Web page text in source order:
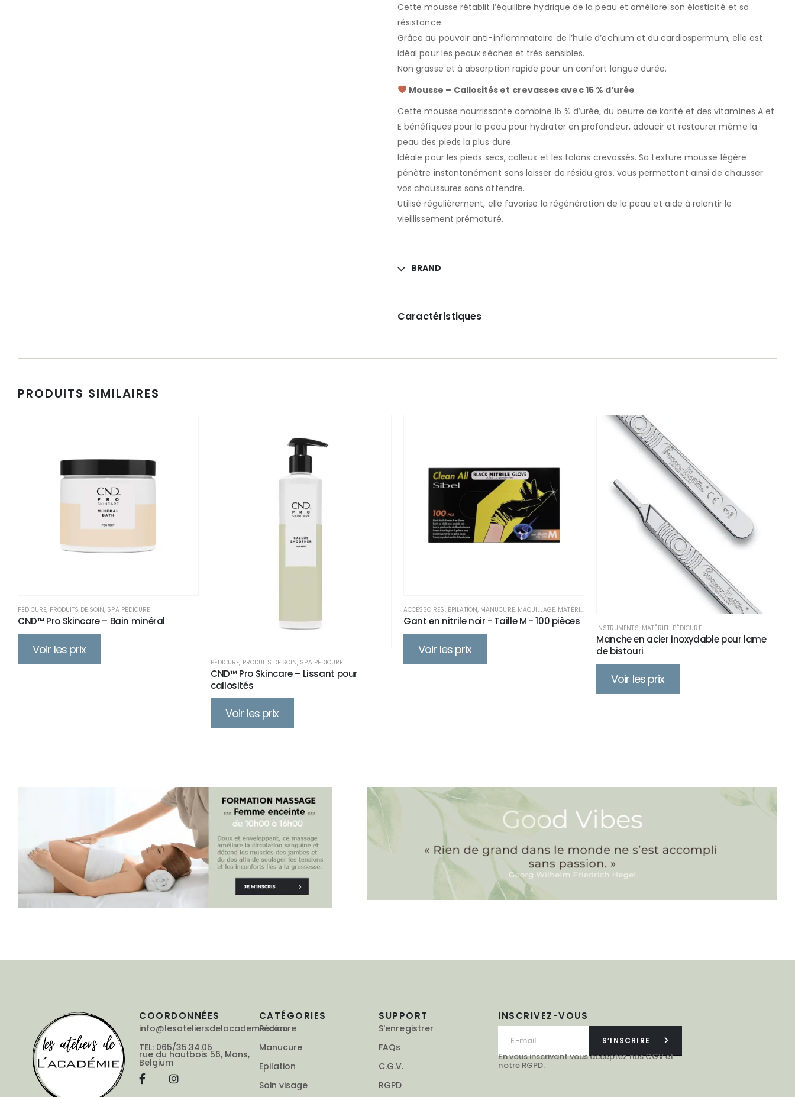
Cette mousse rétablit l’équilibre hydrique de la peau et améliore son élasticité et sa
résistance.
Grâce au pouvoir anti-inflammatoire de l’huile d’echium et du cardiospermum, elle est
idéal pour les peaux sèches et très sensibles.
Non grasse et à absorption rapide pour un confort longue durée.
Mousse – Callosités et crevasses avec 15 % d’urée
Cette mousse nourrissante combine 15 % d’urée, du beurre de karité et des vitamines A et
E bénéfiques pour la peau pour hydrater en profondeur, adoucir et restaurer même la
peau des pieds la plus dure.
Idéale pour les pieds secs, calleux et les talons crevassés. Sa texture mousse légère
pénètre instantanément sans laisser de résidu gras, vous permettant ainsi de chausser
vos chaussures sans attendre.
Utilisé régulièrement, elle favorise la régénération de la peau et aide à ralentir le
vieillissement prématuré.
BRAND
Caractéristiques
PRODUITS SIMILAIRES
PÉDICURE, PRODUITS DE SOIN, SPA PÉDICURE
CND™ Pro Skincare – Bain minéral
Voir les prix
PÉDICURE, PRODUITS DE SOIN, SPA PÉDICURE
CND™ Pro Skincare – Lissant pour
callosités
Voir les prix
ACCESSOIRES, ÉPILATION, MANUCURE, MAQUILLAGE, MATÉRIEL SOIN CORPS,SOIN VISAGE
Gant en nitrile noir - Taille M - 100 pièces
Voir les prix
INSTRUMENTS, MATÉRIEL, PÉDICURE
Manche en acier inoxydable pour lame
de bistouri
Voir les prix
INSCRIVEZ-VOUS
S’INSCRIRE
En vous inscrivant vous acceptez nosCGVet
notre RGPD.
COORDONNÉES
info@lesateliersdelacademie.com
TEL: 065/35.34.05
rue du hautbois 56, Mons,
Belgium
CATÉGORIES
Pédicure
Manucure
Epilation
Soin visage
SUPPORT
S'enregistrer
FAQs
C.G.V.
RGPD